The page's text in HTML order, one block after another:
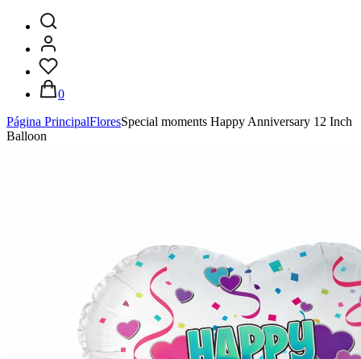
0
Página PrincipalFloresSpecial moments Happy Anniversary 12 Inch
Balloon